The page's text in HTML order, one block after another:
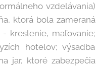
vzdelávania)
ktorá bola zameraná
kreslenie, maľovanie;
hotelov; výsadba
jar, ktoré zabezpečia